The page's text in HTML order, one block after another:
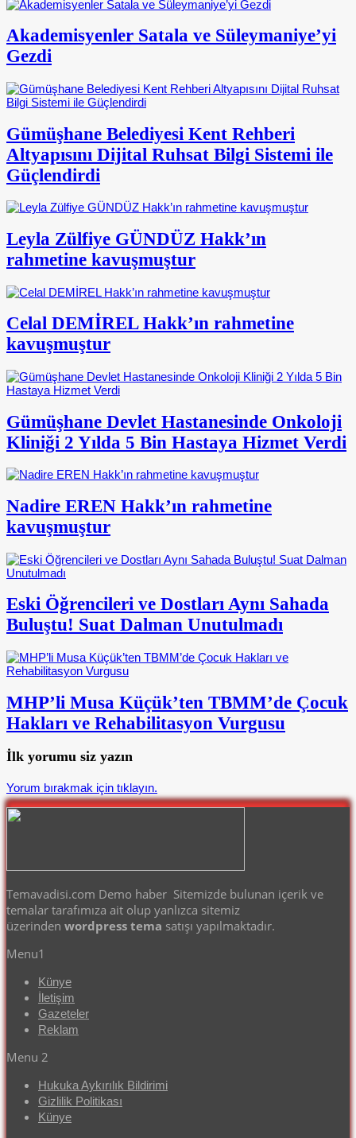
Akademisyenler Satala ve Süleymaniye’yi
Gezdi
Gümüşhane Belediyesi Kent Rehberi
Altyapısını Dijital Ruhsat Bilgi Sistemi ile
Güçlendirdi
Leyla Zülfiye GÜNDÜZ Hakk’ın
rahmetine kavuşmuştur
Celal DEMİREL Hakk’ın rahmetine
kavuşmuştur
Gümüşhane Devlet Hastanesinde Onkoloji
Kliniği 2 Yılda 5 Bin Hastaya Hizmet Verdi
Nadire EREN Hakk’ın rahmetine
kavuşmuştur
Eski Öğrencileri ve Dostları Aynı Sahada
Buluştu! Suat Dalman Unutulmadı
MHP’li Musa Küçük’ten TBMM’de Çocuk
Hakları ve Rehabilitasyon Vurgusu
İlk yorumu siz yazın
Yorum bırakmak için tıklayın.
Temavadisi.com Demo haber Sitemizde bulunan içerik ve
temalar tarafımıza ait olup yanlızca sitemiz
üzerinden wordpress tema satışı yapılmaktadır.
Menu1
Künye
İletişim
Gazeteler
Reklam
Menu 2
Hukuka Aykırılık Bildirimi
Gizlilik Politikası
Künye